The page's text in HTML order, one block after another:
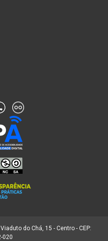
do Chá, 15 - Centro - CEP:
020